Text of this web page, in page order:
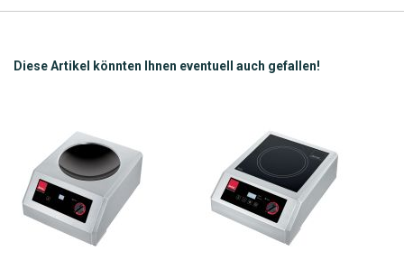
Diese Artikel könnten Ihnen eventuell auch gefallen!